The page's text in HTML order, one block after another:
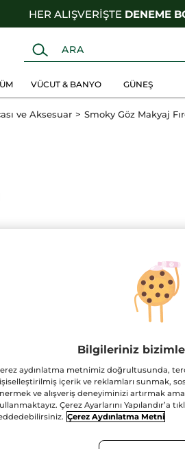
HER ALIŞVERİŞTE DENEME
VÜCUT & BANYO GÜNEŞ
ve Aksesuar Smoky Göz Makyaj
Bilgileriniz
aydınlatma metnimiz doğrultusunda,
içerik ve reklamları sunmak,
ve alışveriş deneyiminizi artırmak
Çerez Ayarlarını Yapılandır’a
Çerez Aydınlatma Metni